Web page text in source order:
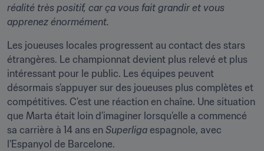
réalité très positif, car ça vous fait grandir et vous
apprenez énormément.
Les joueuses locales progressent au contact des stars
étrangères. Le championnat devient plus relevé et plus
intéressant pour le public. Les équipes peuvent
désormais s’appuyer sur des joueuses plus complètes et
compétitives. C’est une réaction en chaîne. Une situation
que Marta était loin d’imaginer lorsqu’elle a commencé
sa carrière à 14 ans en Superliga espagnole, avec
l’Espanyol de Barcelone.